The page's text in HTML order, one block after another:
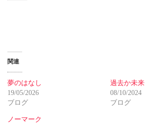
関連
夢のはなし
19/05/2026
ブログ
過去か未来
08/10/2024
ブログ
ノーマーク